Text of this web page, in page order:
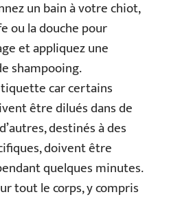
un bain à votre chiot,
ou la douche pour
et appliquez une
shampooing.
car certains
être dilués dans de
destinés à des
doivent être
quelques minutes.
tout le corps, y compris